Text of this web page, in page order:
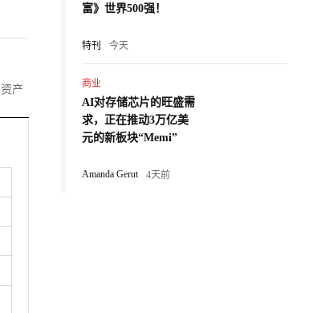
产
富》世界500强！
特刊 今天
商业
AI对存储芯片的旺盛需
求，正在推动3万亿美
元的新板块“Memi”
Amanda Gerut 4天前